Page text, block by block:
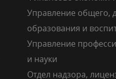
Управление общего,
образования и
Управление
и науки
Отдел надзора,